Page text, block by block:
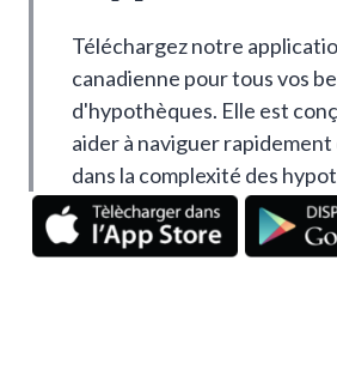
Téléchargez notre
canadienne pour tous vos
d'hypothèques. Elle est
aider à naviguer
dans la complexité des